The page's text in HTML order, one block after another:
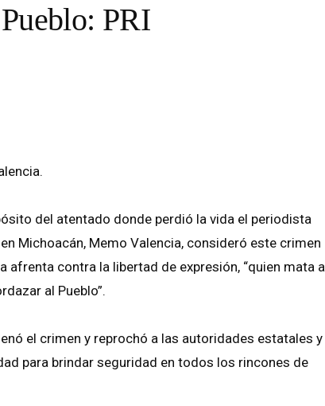
PRI
del atentado donde perdió la vida el periodista
Michoacán, Memo Valencia, consideró este crimen
contra la libertad de expresión, “quien mata a
al Pueblo”.
el crimen y reprochó a las autoridades estatales y
para brindar seguridad en todos los rincones de